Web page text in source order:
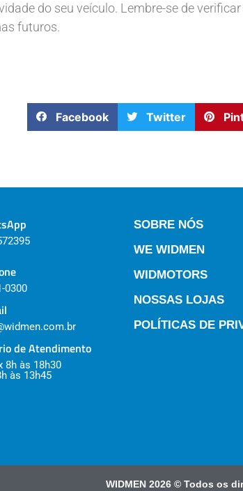
do seu veículo. Lembre-se de
futuros.
Facebook Twitter
0300
de Atendimento
8h às 18h30
às 13h45
SOBRE NÓS
WE WIDMEN
WIDMOTORS
NOSSAS LOJAS
POLÍTICAS DE
WIDMEN 2026 © Todos os